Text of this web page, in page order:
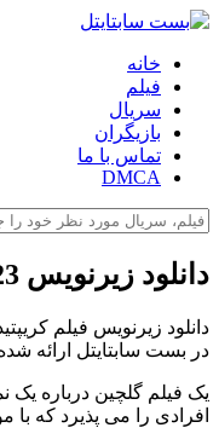
خانه
فیلم
سریال
بازیگران
تماس با ما
DMCA
دانلود زیرنویس Cryptids 2023
در بست سابتایتل ارائه
یک فیلم گلچین درباره یک
افرادی را می پذیرد که با